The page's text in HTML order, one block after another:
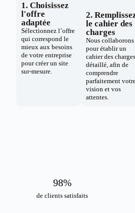
1. Choisissez
l'offre
adaptée
Sélectionnez l’offre
qui correspond le
mieux aux besoins
de votre entreprise
pour créer un site
sur-mesure.
2.
le cahier des
charges
Nous collaborons
pour établir un
cahier des charges
détaillé, afin de
comprendre
parfaitement
vision et vos
attentes.
de clients satisfaits
98%